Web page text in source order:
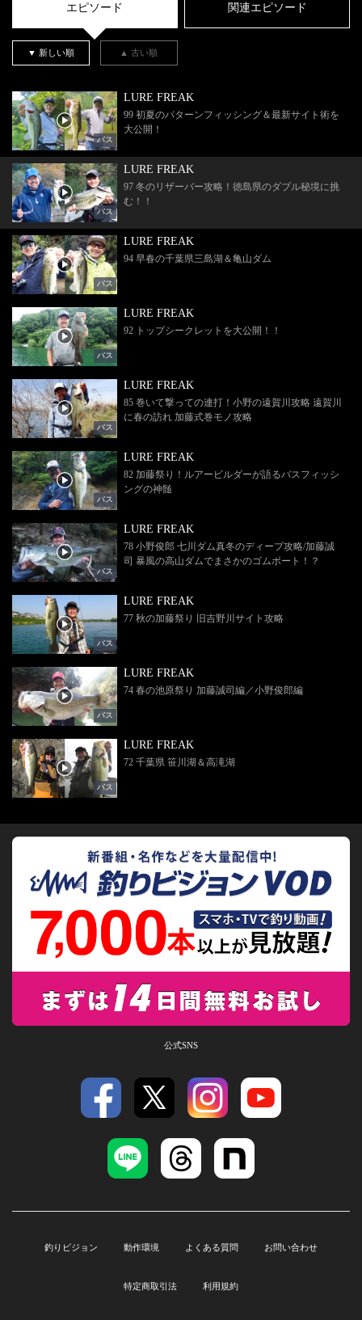
エピソード 関連エピソード
▼ 新しい順 ▲ 古い順
バス
LURE FREAK
99 初夏のパターンフィッシング＆最新サイト術を
大公開！
バス
LURE FREAK
97 冬のリザーバー攻略！徳島県のダブル秘境に挑
む！！
バス
LURE FREAK
94 早春の千葉県三島湖＆亀山ダム
バス
LURE FREAK
92 トップシークレットを大公開！！
バス
LURE FREAK
85 巻いて撃っての連打！小野の遠賀川攻略 遠賀川
に春の訪れ 加藤式巻モノ攻略
バス
LURE FREAK
82 加藤祭り！ルアービルダーが語るバスフィッシ
ングの神髄
バス
LURE FREAK
78 小野俊郎 七川ダム真冬のディープ攻略/加藤誠
司 暴風の高山ダムでまさかのゴムボート！？
バス
LURE FREAK
77 秋の加藤祭り 旧吉野川サイト攻略
バス
LURE FREAK
74 春の池原祭り 加藤誠司編／小野俊郎編
バス
LURE FREAK
72 千葉県 笹川湖＆高滝湖
公式SNS
釣りビジョン 動作環境 よくある質問 お問い合わせ
特定商取引法 利用規約